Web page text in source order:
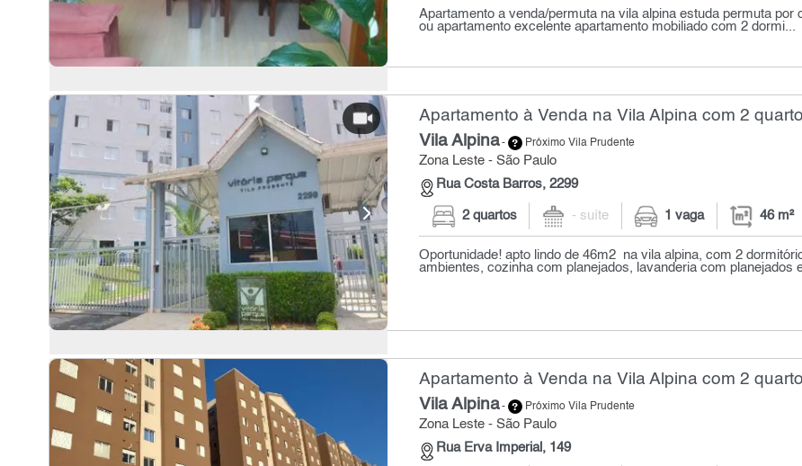
Apartamento a venda/permuta na vila alpina estuda permuta por
ou apartamento excelente apartamento mobiliado com 2 dormi...
Apartamento à Venda na Vila Alpina com 2
Vila Alpina- Próximo Vila Prudente
Zona Leste - São Paulo
Rua Costa Barros, 2299
2 quartos - suíte 1 vaga 46 m²
Oportunidade! apto lindo de 46m2 na vila alpina, com 2
ambientes, cozinha com planejados, lavanderia com planejados
Apartamento à Venda na Vila Alpina com 2
Vila Alpina- Próximo Vila Prudente
Zona Leste - São Paulo
Rua Erva Imperial, 149